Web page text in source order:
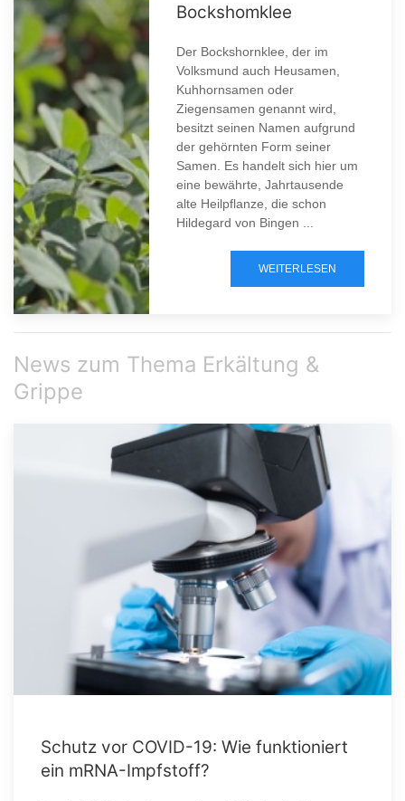
Bockshomklee
Der Bockshornklee, der im
Volksmund auch Heusamen,
Kuhhornsamen oder
Ziegensamen genannt wird,
besitzt seinen Namen aufgrund
der gehörnten Form seiner
Samen. Es handelt sich hier um
eine bewährte, Jahrtausende
alte Heilpflanze, die schon
Hildegard von Bingen ...
WEITERLESEN
News zum Thema Erkältung &
Grippe
Schutz vor COVID-19: Wie funktioniert
ein mRNA-Impfstoff?